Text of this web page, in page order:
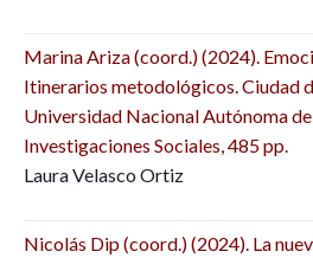
Marina Ariza (coord.) (2024).
Itinerarios metodológicos. Ciudad
Universidad Nacional Autónoma
Investigaciones Sociales, 485 pp.
Laura Velasco Ortiz
Nicolás Dip (coord.) (2024). La